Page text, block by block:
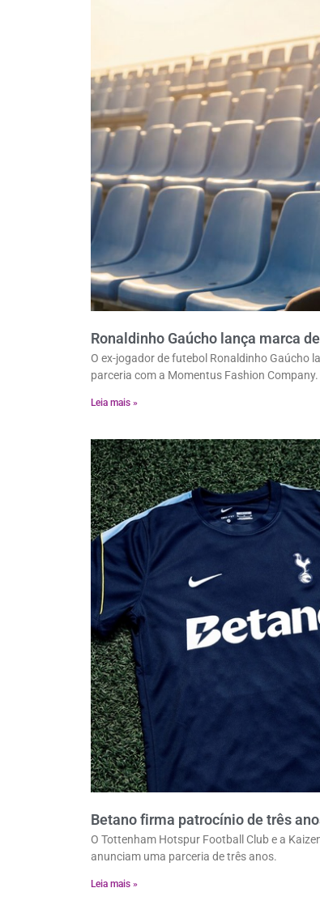
Ronaldinho Gaúcho lança marca
O ex-jogador de futebol Ronaldinho Gaúcho
parceria com a Momentus Fashion
Leia mais »
Betano firma patrocínio de três
O Tottenham Hotspur Football Club e a
anunciam uma parceria de três anos.
Leia mais »